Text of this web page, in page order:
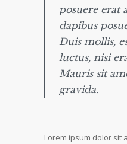
posuere erat
dapibus
Duis mollis,
luctus, nisi
Mauris sit
gravida.
Lorem ipsum dolor sit